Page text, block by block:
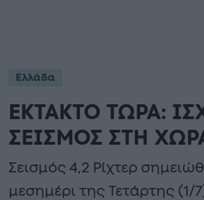
Ελλάδα
ΕΚΤΑΚΤΟ ΤΩΡΑ:
ΣΕΙΣΜΟΣ ΣΤΗ
Σεισμός 4,2 Ρίχτερ
μεσημέρι της Τετάρτης (1/